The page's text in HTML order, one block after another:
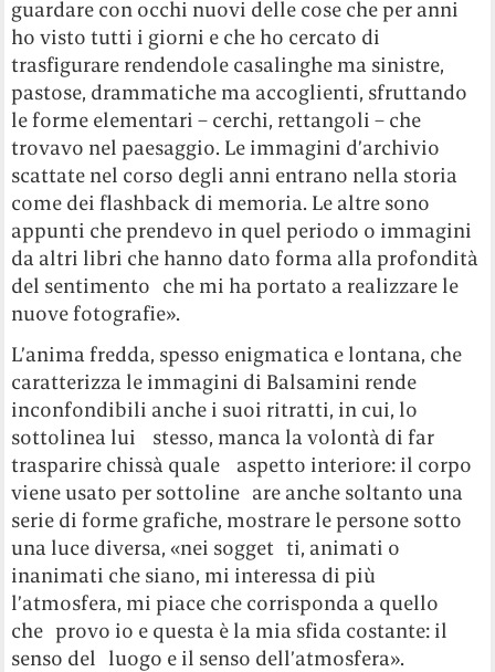
guardare con occhi nuovi delle cose che per anni
ho visto tutti i giorni e che ho cercato di
trasfigurare rendendole casalinghe ma sinistre,
pastose, drammatiche ma accoglienti, sfruttando
le forme elementari – cerchi, rettangoli – che
trovavo nel paesaggio. Le immagini d’archivio
scattate nel corso degli anni entrano nella storia
come dei flashback di memoria. Le altre sono
appunti che prendevo in quel periodo o immagini
da altri libri che hanno dato forma alla profondità
del sentimento che mi ha portato a realizzare le
nuove fotografie».
L’anima fredda, spesso enigmatica e lontana, che
caratterizza le immagini di Balsamini rende
inconfondibili anche i suoi ritratti, in cui, lo
sottolinea lui stesso, manca la volontà di far
trasparire chissà quale aspetto interiore: il corpo
viene usato per sottoline are anche soltanto una
serie di forme grafiche, mostrare le persone sotto
una luce diversa, «nei sogget ti, animati o
inanimati che siano, mi interessa di più
l’atmosfera, mi piace che corrisponda a quello
che provo io e questa è la mia sfida costante: il
senso del luogo e il senso dell’atmosfera».